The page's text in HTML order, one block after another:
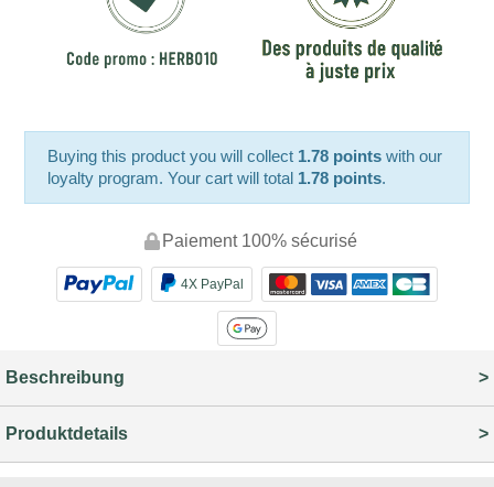
Buying this product you will collect 1.78 points with our
loyalty program. Your cart will total 1.78 points.
Paiement 100% sécurisé
4X PayPal
Beschreibung
Produktdetails